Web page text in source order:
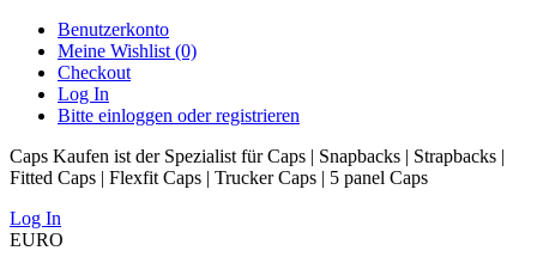
Benutzerkonto
Meine Wishlist (0)
Checkout
Log In
Bitte einloggen oder registrieren
Caps Kaufen ist der Spezialist für Caps | Snapbacks | Strapbacks |
Fitted Caps | Flexfit Caps | Trucker Caps | 5 panel Caps
Log In
EURO